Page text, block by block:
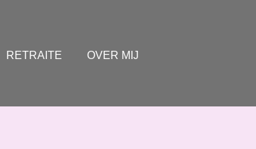
RETRAITE OVER MIJ